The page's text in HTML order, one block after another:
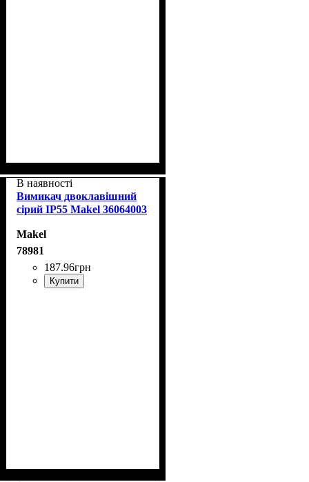
В наявності
Вимикач двоклавішний
сірий IP55 Makel 36064003
Makel
78981
187.96грн
Купити